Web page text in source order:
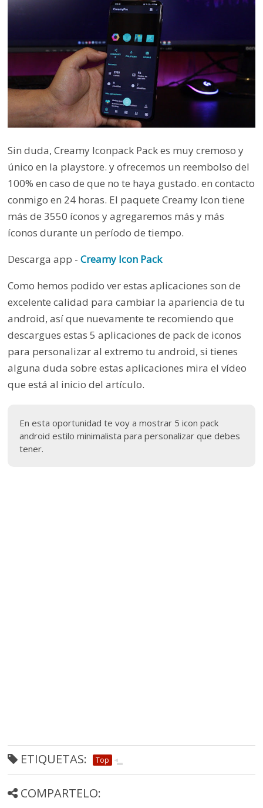
Sin duda, Creamy Iconpack Pack es muy cremoso y
único en la playstore. y ofrecemos un reembolso del
100% en caso de que no te haya gustado. en contacto
conmigo en 24 horas. El paquete Creamy Icon tiene
más de 3550 íconos y agregaremos más y más
íconos durante un período de tiempo.
Descarga app -Creamy Icon Pack
Como hemos podido ver estas aplicaciones son de
excelente calidad para cambiar la apariencia de tu
android, así que nuevamente te recomiendo que
descargues estas 5 aplicaciones de pack de iconos
para personalizar al extremo tu android, si tienes
alguna duda sobre estas aplicaciones mira el vídeo
que está al inicio del artículo.
En esta oportunidad te voy a mostrar 5 icon pack
android estilo minimalista para personalizar que debes
tener.
ETIQUETAS: Top
COMPARTELO: